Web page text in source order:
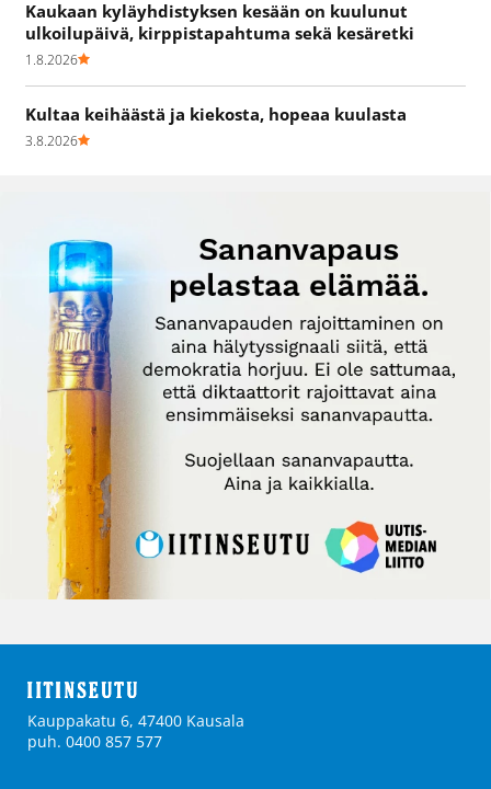
Kaukaan kyläyhdistyksen kesään on kuulunut
ulkoilupäivä, kirppistapahtuma sekä kesäretki
1.8.2026
Kultaa keihäästä ja kiekosta, hopeaa kuulasta
3.8.2026
Kauppakatu 6, 47400 Kausala
puh. 0400 857 577